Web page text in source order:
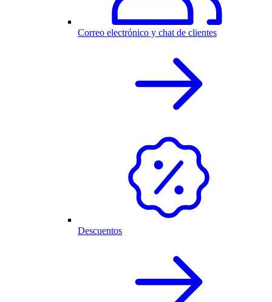
Correo electrónico y chat de clientes
Descuentos